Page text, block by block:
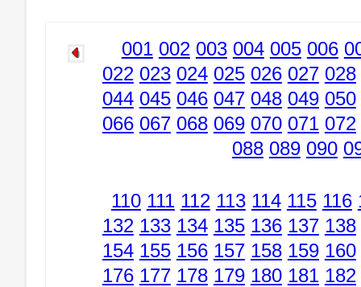
001 002 003 004 005 006
022 023 024 025 026 027 028
044 045 046 047 048 049 050
066 067 068 069 070 071 072
088 089 090
110 111 112 113 114 115 116
132 133 134 135 136 137 138
154 155 156 157 158 159 160
176 177 178 179 180 181 182